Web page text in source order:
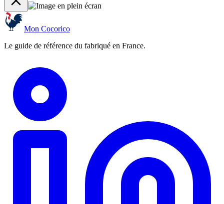
Mon Cocorico
Le guide de référence du fabriqué en France.